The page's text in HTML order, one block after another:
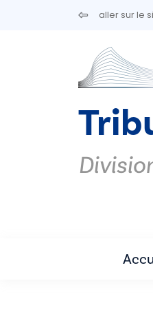
Aller au contenu principal
aller sur le